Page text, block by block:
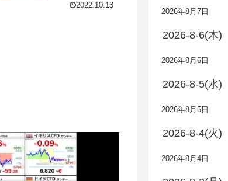
2022.10.13
2026年8月7日
2026-8-6(木)
2026年8月6日
2026-8-5(水)
2026年8月5日
2026-8-4(火)
2026年8月4日